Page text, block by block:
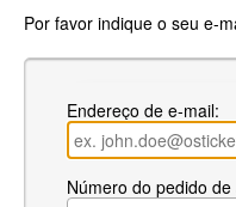
Por favor indique o seu e-
Endereço de e-mail:
Número do pedido